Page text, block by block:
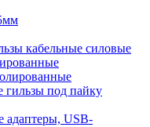
кабельные силовые
гильзы под пайку
адаптеры, USB-